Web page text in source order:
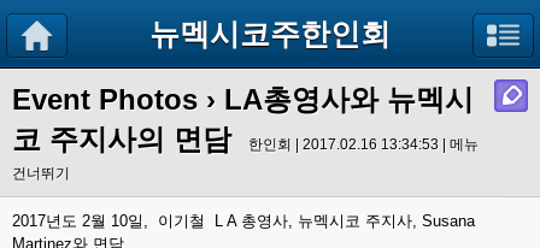
뉴멕시코주한인회
Event Photos › LA총영사와 뉴멕시
코 주지사의 면담
한인회 | 2017.02.16 13:34:53 | 메뉴
건너뛰기
2017년도 2월 10일, 이기철 L A 총영사, 뉴멕시코 주지사, Susana
Martinez와 면담